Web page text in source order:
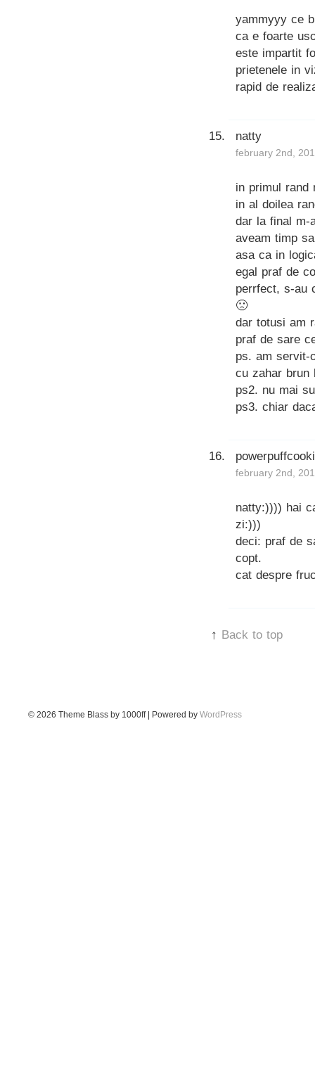
yammyyy ce
ca e foarte
este impartit
prietenele in
rapid de
natty
february 2nd,
in primul rand
in al doilea
dar la final m-
aveam timp
asa ca in
egal praf de
perrfect, s-au
🙁
dar totusi am
praf de sare
ps. am servit-
cu zahar
ps2. nu mai
ps3. chiar
february 2nd,
natty:)))) hai
zi:)))
deci: praf de
copt.
cat despre
↑ Back to top
© 2026 Theme Blass by 1000ff | Powered by WordPress